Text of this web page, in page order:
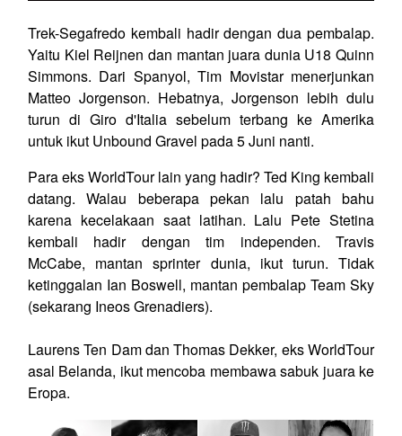
Trek-Segafredo kembali hadir dengan dua pembalap.
Yaitu Kiel Reijnen dan mantan juara dunia U18 Quinn
Simmons. Dari Spanyol, Tim Movistar menerjunkan
Matteo Jorgenson. Hebatnya, Jorgenson lebih dulu
turun di Giro d'Italia sebelum terbang ke Amerika
untuk ikut Unbound Gravel pada 5 Juni nanti.
Para eks WorldTour lain yang hadir? Ted King kembali
datang. Walau beberapa pekan lalu patah bahu
karena kecelakaan saat latihan. Lalu Pete Stetina
kembali hadir dengan tim independen. Travis
McCabe, mantan sprinter dunia, ikut turun. Tidak
ketinggalan Ian Boswell, mantan pembalap Team Sky
(sekarang Ineos Grenadiers).
Laurens Ten Dam dan Thomas Dekker, eks WorldTour
asal Belanda, ikut mencoba membawa sabuk juara ke
Eropa.